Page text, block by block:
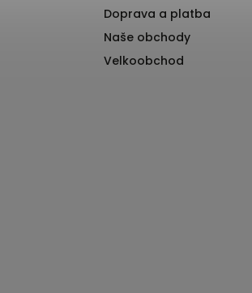
Doprava a platba
Naše obchody
Velkoobchod